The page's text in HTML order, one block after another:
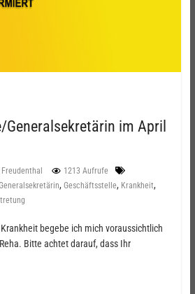
im April
1213 Aufrufe
, Geschäftsstelle, Krankheit,
begebe ich mich voraussichtlich
Bitte achtet darauf, dass Ihr